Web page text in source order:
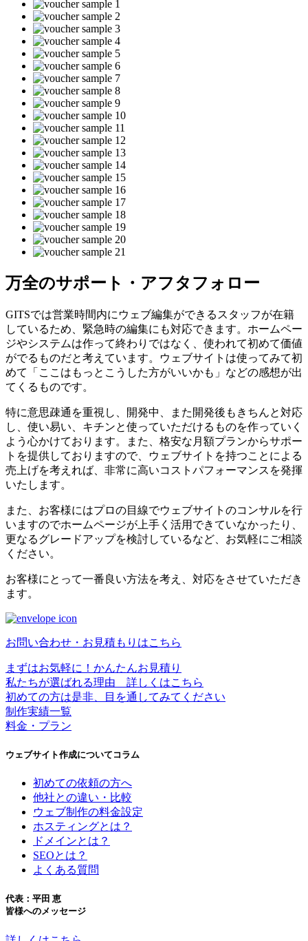
万全のサポート・アフタフォロー
GITSでは営業時間内にウェブ編集ができるスタッフが在籍
しているため、緊急時の編集にも対応できます。ホームペー
ジやシステムは作って終わりではなく、使われて初めて価値
がでるものだと考えています。ウェブサイトは使ってみて初
めて「ここはもっとこうした方がいいかも」などの感想が出
てくるものです。
特に意思疎通を重視し、開発中、また開発後もきちんと対応
し、使い易い、キチンと使っていただけるものを作っていく
よう心かけております。また、格安な月額プランからサポー
トを提供しておりますので、ウェブサイトを持つことによる
売上げを考えれば、非常に高いコストパフォーマンスを発揮
いたします。
また、お客様にはプロの目線でウェブサイトのコンサルを行
いますのでホームページが上手く活用できていなかったり、
更なるグレードアップを検討しているなど、お気軽にご相談
ください。
お客様にとって一番良い方法を考え、対応をさせていただき
ます。
お問い合わせ・お見積もりはこちら
まずはお気軽に！かんたんお見積り
私たちが選ばれる理由 詳しくはこちら
初めての方は是非、目を通してみてください
制作実績一覧
料金・プラン
ウェブサイト作成についてコラム
初めての依頼の方へ
他社との違い・比較
ウェブ制作の料金設定
ホスティングとは？
ドメインとは？
SEOとは？
よくある質問
代表：平田 恵
皆様へのメッセージ